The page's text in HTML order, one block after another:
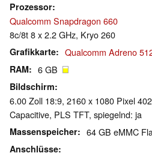
Prozessor
Qualcomm Snapdragon 660
8c/8t 8 x 2.2 GHz, Kryo 260
Grafikkarte Qualcomm Adreno
RAM 6 GB
Bildschirm
6.00 Zoll 18:9, 2160 x 1080 Pixel
Capacitive, PLS TFT, spiegelnd: ja
Massenspeicher 64 GB eMMC
Anschlüsse